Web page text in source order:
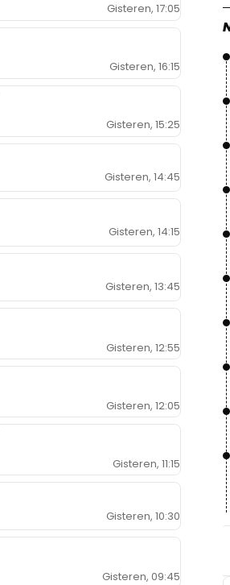
Gisteren, 17:05
Gisteren, 16:15
Gisteren, 15:25
Gisteren, 14:45
Gisteren, 14:15
Gisteren, 13:45
Gisteren, 12:55
Gisteren, 12:05
Gisteren, 11:15
Gisteren, 10:30
Gisteren, 09:45